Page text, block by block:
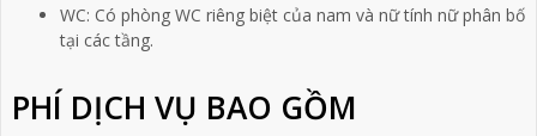
WC: Có phòng WC riêng biệt của nam và nữ tính nữ phân bố
tại các tầng.
PHÍ DỊCH VỤ BAO GỒM